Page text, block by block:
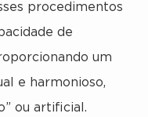
procedimentos
de
um
e harmonioso,
ou artificial.